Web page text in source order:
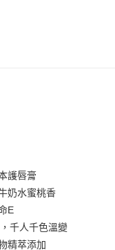
護唇膏
奶水蜜桃香
E
千人千色溫變
精萃添加